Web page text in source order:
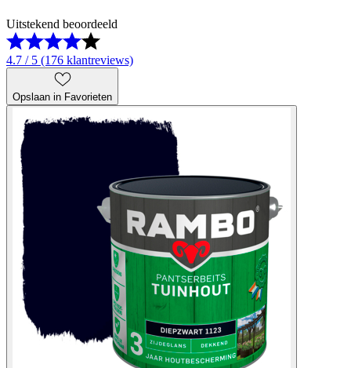
Uitstekend beoordeeld
4.7 / 5 (176 klantreviews)
Opslaan in Favorieten